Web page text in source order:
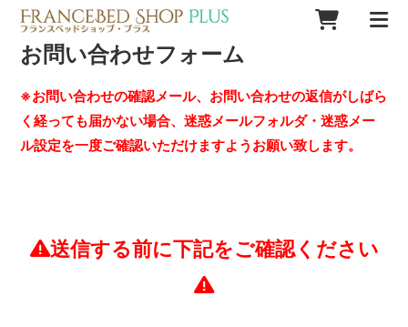
お問い合わせフォーム
※お問い合わせの確認メール、お問い合わせの返信がしばら
く経っても届かない場合、迷惑メールフォルダ・迷惑メー
ル設定を一度ご確認いただけますようお願い致します。
送信する前に下記をご確認ください